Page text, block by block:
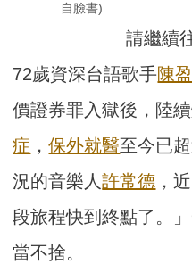
自臉書)
請繼續
72歲資深台語歌手陳
價證券罪入獄後，陸
症 ，保外就醫至今已
況的音樂人許常德 ，
段旅程快到終點了。
當不捨。